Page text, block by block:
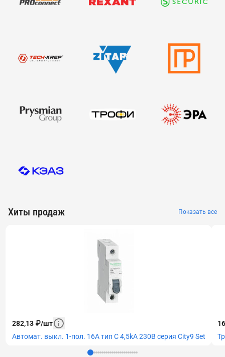
Хиты продаж Показать все
282,13 ₽/шт
Автомат. выкл. 1-пол. 16А тип С 4,5kA 230В серия City9 Set